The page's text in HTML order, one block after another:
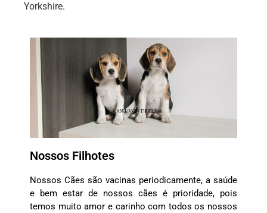
Yorkshire.
Nossos Filhotes
Nossos Cães são vacinas periodicamente, a saúde
e bem estar de nossos cães é prioridade, pois
temos muito amor e carinho com todos os nossos